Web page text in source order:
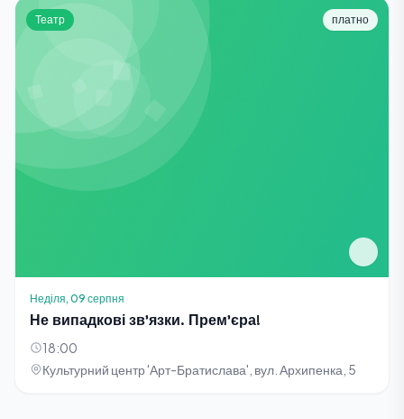
Театр платно
Неділя, 09 серпня
Не випадкові зв'язки. Прем'єра!
18:00
Культурний центр 'Арт-Братислава', вул. Архипенка, 5